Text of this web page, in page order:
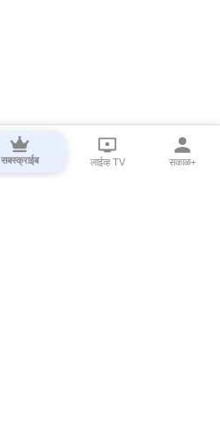
सबस्क्राईब लाईव्ह TV सकाळ+